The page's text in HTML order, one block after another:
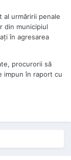
al urmăririi penale
din municipiul
în agresarea
procurorii să
impun în raport cu